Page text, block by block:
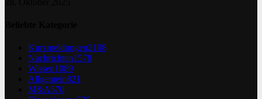
Kurzmeldungen2108
Nachrichten1578
Wissen1089
Allgemein821
M&A570